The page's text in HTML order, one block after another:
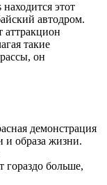
этот
автодром.
аттракцион
такие
он
демонстрация
и образа жизни.
гораздо больше,